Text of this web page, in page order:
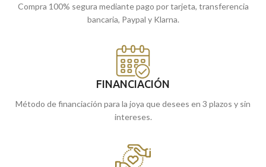
Compra 100% segura mediante pago por tarjeta, transferencia
bancaria, Paypal y Klarna.
FINANCIACIÓN
Método de financiación para la joya que desees en 3 plazos y sin
intereses.